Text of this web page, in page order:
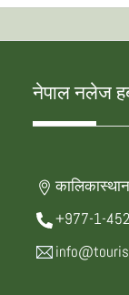
नेपाल नलेज
+977-1-